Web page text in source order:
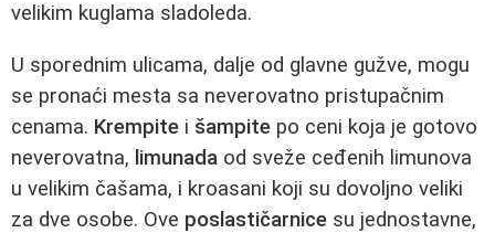
velikim kuglama sladoleda.
U sporednim ulicama, dalje od glavne gužve, mogu
se pronaći mesta sa neverovatno pristupačnim
cenama. Krempite i šampite po ceni koja je gotovo
neverovatna, limunada od sveže ceđenih limunova
u velikim čašama, i kroasani koji su dovoljno veliki
za dve osobe. Ove poslastičarnice su jednostavne,